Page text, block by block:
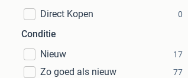
Direct Kopen
0
Conditie
Nieuw
17
Zo goed als nieuw 77